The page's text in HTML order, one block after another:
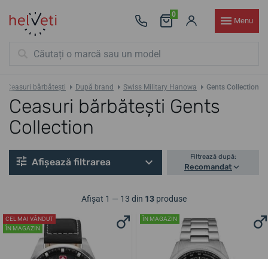
0
Menu
Ceasuri bărbătești După brand Swiss Military Hanowa Gents Collection
Ceasuri bărbătești Gents
Collection
Afișează filtrarea Filtrează după:
Recomandat
Afișat 1 — 13 din 13 produse
CEL MAI VÂNDUT
ÎN MAGAZIN
ÎN MAGAZIN